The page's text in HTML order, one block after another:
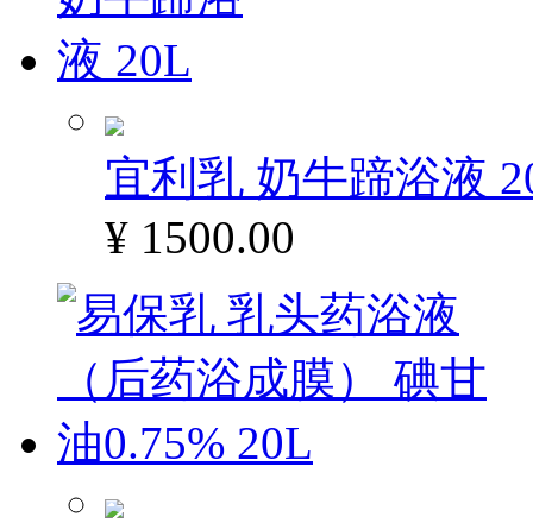
宜利乳 奶牛蹄浴液
¥ 1500.00